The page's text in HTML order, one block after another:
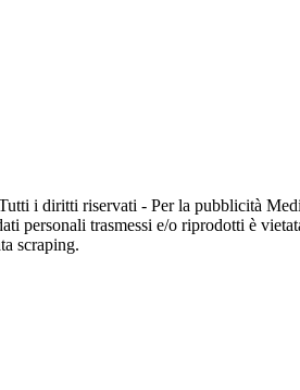
i diritti riservati - Per la pubblicità
personali trasmessi e/o riprodotti è
scraping.